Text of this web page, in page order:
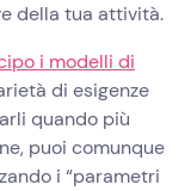
della tua attività.
i modelli di
di esigenze
quando più
puoi comunque
i “parametri